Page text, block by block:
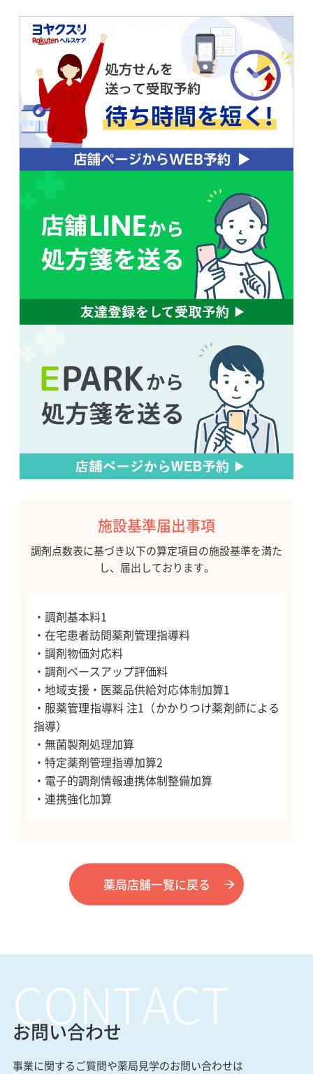
施設基準届出事項
調剤点数表に基づき以下の算定項目の施設基準を満た
し、届出しております。
・調剤基本料1
・在宅患者訪問薬剤管理指導料
・調剤物価対応料
・調剤ベースアップ評価料
・地域支援・医薬品供給対応体制加算1
・服薬管理指導料 注1（かかりつけ薬剤師による
指導）
・無菌製剤処理加算
・特定薬剤管理指導加算2
・電子的調剤情報連携体制整備加算
・連携強化加算
薬局店舗一覧に戻る
お問い合わせ
CONTACT
事業に関するご質問や薬局見学のお問い合わせは